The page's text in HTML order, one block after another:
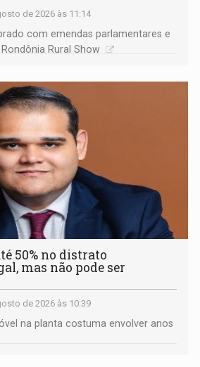
de 2026 às 11:14
com emendas parlamentares e
Rural Show
50% no distrato
mas não pode ser
de 2026 às 10:39
na planta costuma envolver anos